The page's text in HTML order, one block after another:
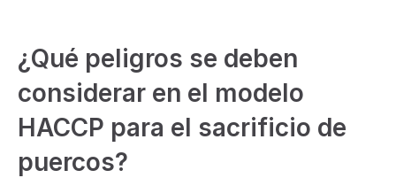
¿Qué peligros se deben
considerar en el modelo
HACCP para el sacrificio de
puercos?